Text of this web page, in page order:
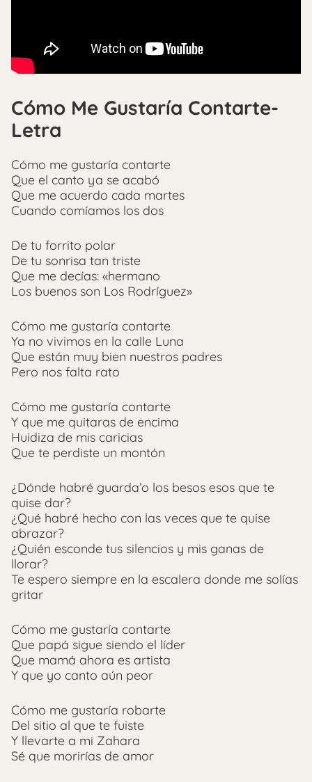
Cómo Me Gustaría Contarte-
Letra
Cómo me gustaría contarte
Que el canto ya se acabó
Que me acuerdo cada martes
Cuando comíamos los dos
De tu forrito polar
De tu sonrisa tan triste
Que me decías: «hermano
Los buenos son Los Rodríguez»
Cómo me gustaría contarte
Ya no vivimos en la calle Luna
Que están muy bien nuestros padres
Pero nos falta rato
Cómo me gustaría contarte
Y que me quitaras de encima
Huidiza de mis caricias
Que te perdiste un montón
¿Dónde habré guarda’o los besos esos que te
quise dar?
¿Qué habré hecho con las veces que te quise
abrazar?
¿Quién esconde tus silencios y mis ganas de
llorar?
Te espero siempre en la escalera donde me solías
gritar
Cómo me gustaría contarte
Que papá sigue siendo el líder
Que mamá ahora es artista
Y que yo canto aún peor
Cómo me gustaría robarte
Del sitio al que te fuiste
Y llevarte a mi Zahara
Sé que morirías de amor